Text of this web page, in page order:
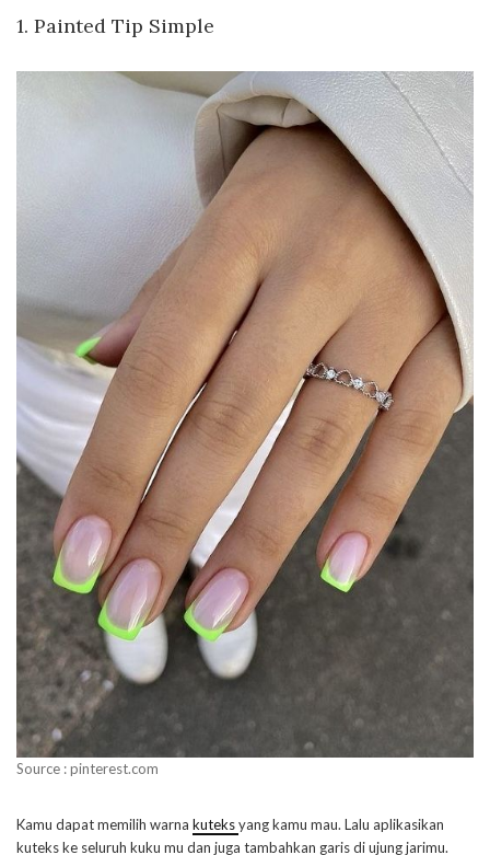
1. Painted Tip Simple
Source : pinterest.com
Kamu dapat memilih warna kuteksyang kamu mau. Lalu aplikasikan
kuteks ke seluruh kuku mu dan juga tambahkan garis di ujung jarimu.